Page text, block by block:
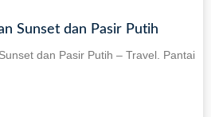
Sunset dan Pasir Putih
dan Pasir Putih – Travel. Pantai